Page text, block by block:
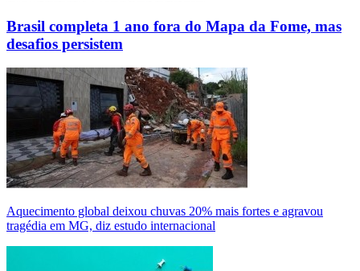
Brasil completa 1 ano fora do Mapa da Fome, mas
desafios persistem
Aquecimento global deixou chuvas 20% mais fortes e agravou
tragédia em MG, diz estudo internacional